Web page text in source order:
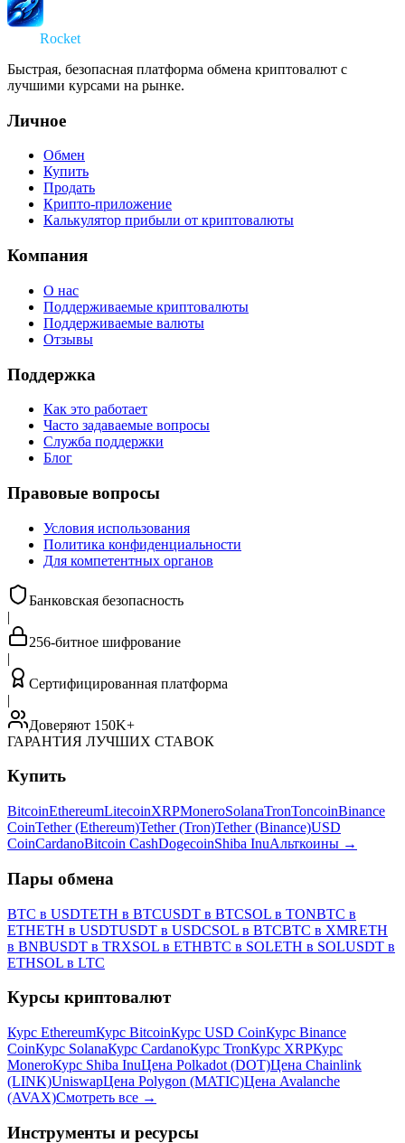
Rocket
Быстрая, безопасная платформа обмена криптовалют с
лучшими курсами на рынке.
Личное
Обмен
Купить
Продать
Крипто-приложение
Калькулятор прибыли от криптовалюты
Компания
О нас
Поддерживаемые криптовалюты
Поддерживаемые валюты
Отзывы
Поддержка
Как это работает
Часто задаваемые вопросы
Служба поддержки
Блог
Правовые вопросы
Условия использования
Политика конфиденциальности
Для компетентных органов
Банковская безопасность
|
256-битное шифрование
|
Сертифицированная платформа
|
Доверяют 150K+
ГАРАНТИЯ ЛУЧШИХ СТАВОК
Купить
BitcoinEthereumLitecoinXRPMoneroSolanaTronToncoinBinance
CoinTether (Ethereum)Tether (Tron)Tether (Binance)USD
CoinCardanoBitcoin CashDogecoinShiba InuАльткоины →
Пары обмена
BTC в USDTETH в BTCUSDT в BTCSOL в TONBTC в
ETHETH в USDTUSDT в USDCSOL в BTCBTC в XMRETH
в BNBUSDT в TRXSOL в ETHBTC в SOLETH в SOLUSDT в
ETHSOL в LTC
Курсы криптовалют
Курс EthereumКурс BitcoinКурс USD CoinКурс Binance
CoinКурс SolanaКурс CardanoКурс TronКурс XRPКурс
MoneroКурс Shiba InuЦена Polkadot (DOT)Цена Chainlink
(LINK)UniswapЦена Polygon (MATIC)Цена Avalanche
(AVAX)Смотреть все →
Инструменты и ресурсы